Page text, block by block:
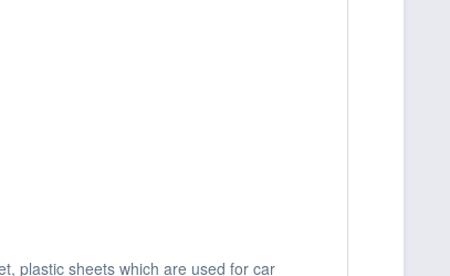
plastic sheets which are used for car